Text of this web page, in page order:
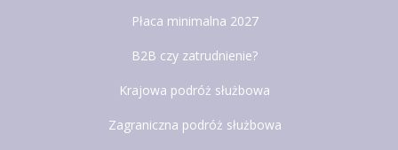
Płaca minimalna 2027
B2B czy zatrudnienie?
Krajowa podróż służbowa
Zagraniczna podróż służbowa